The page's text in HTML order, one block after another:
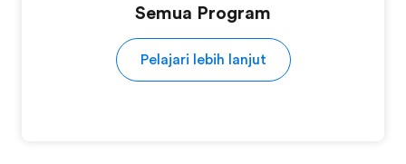
Semua Program
Pelajari lebih lanjut